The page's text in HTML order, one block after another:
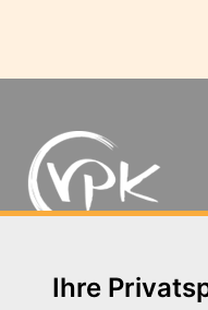
Ihre
Michaelkirchstr. 17/18 -
Telefon: 030 – 58 58 17